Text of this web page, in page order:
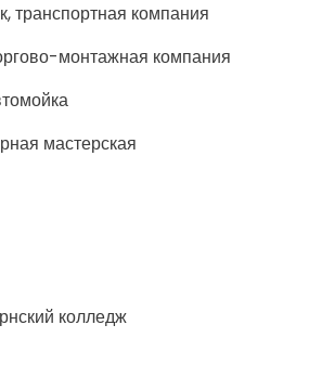
транспортная компания
монтажная компания
мастерская
колледж